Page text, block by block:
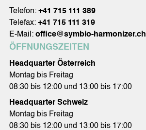
Telefon: +41 715 111 389
Telefax: +41 715 111 319
E-Mail: office@symbio-harmonizer.ch
ÖFFNUNGSZEITEN
Headquarter Österreich
Montag bis Freitag
08:30 bis 12:00 und 13:00 bis 17:00
Headquarter Schweiz
Montag bis Freitag
08:30 bis 12:00 und 13:00 bis 17:00